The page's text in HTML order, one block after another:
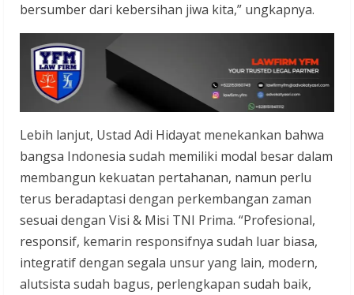
bersumber dari kebersihan jiwa kita,” ungkapnya.
Lebih lanjut, Ustad Adi Hidayat menekankan bahwa
bangsa Indonesia sudah memiliki modal besar dalam
membangun kekuatan pertahanan, namun perlu
terus beradaptasi dengan perkembangan zaman
sesuai dengan Visi & Misi TNI Prima. “Profesional,
responsif, kemarin responsifnya sudah luar biasa,
integratif dengan segala unsur yang lain, modern,
alutsista sudah bagus, perlengkapan sudah baik,